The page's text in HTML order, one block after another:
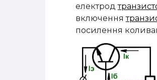
електрод
включення
посилення